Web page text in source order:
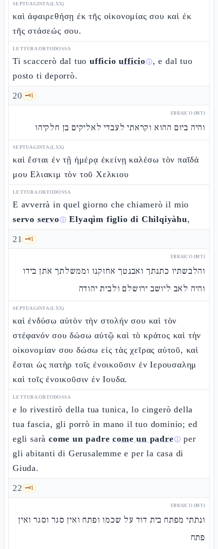
SEPTUAGINTA (LXX)
καὶ ἀφαιρεθήσῃ ἐκ τῆς οἰκονομίας σου καὶ ἐκ
τῆς στάσεώς σου.
LETTURA ORTODOSSA
Ti scaccerò dal tuo ufficio ufficioⓘ, e dal tuo
posto ti deporrò.
20 🗝️1
EBRAICO (MT)
והיה ביום ההוא וקראתי לעבדי לאליקים בן חלקיהו
SEPTUAGINTA (LXX)
καὶ ἔσται ἐν τῇ ἡμέρᾳ ἐκείνῃ καλέσω τὸν παῖδά
μου Ελιακιμ τὸν τοῦ Χελκιου
LETTURA ORTODOSSA
E avverrà in quel giorno che chiamerò il mio
servo servoⓘ Elyaqìm figlio di Chilqiyàhu,
21 🗝️1
EBRAICO (MT)
והלבשתיו כתנתך ואבנטך אחזקנו וממשלתך אתן בידו
והיה לאב ליושב ירושלם ולבית יהודה
SEPTUAGINTA (LXX)
καὶ ἐνδύσω αὐτὸν τὴν στολήν σου καὶ τὸν
στέφανόν σου δώσω αὐτῷ καὶ τὸ κράτος καὶ τὴν
οἰκονομίαν σου δώσω εἰς τὰς χεῖρας αὐτοῦ, καὶ
ἔσται ὡς πατὴρ τοῖς ἐνοικοῦσιν ἐν Ιερουσαλημ
καὶ τοῖς ἐνοικοῦσιν ἐν Ιουδα.
LETTURA ORTODOSSA
e lo rivestirò della tua tunica, lo cingerò della
tua fascia, gli porrò in mano il tuo dominio; ed
egli sarà come un padre come un padreⓘ per
gli abitanti di Gerusalemme e per la casa di
Giuda.
22 🗝️1
EBRAICO (MT)
ונתתי מפתח בית דוד על שכמו ופתח ואין סגר וסגר ואין
פתח